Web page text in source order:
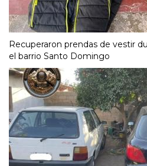
Recuperaron prendas de vestir
el barrio Santo Domingo